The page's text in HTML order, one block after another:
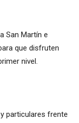
San Martín e
que disfruten
nivel.
particulares frente